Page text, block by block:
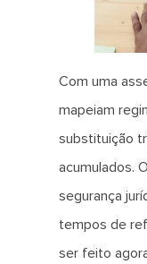
Com uma
mapeiam
substituição
acumulados.
segurança
tempos de
ser feito